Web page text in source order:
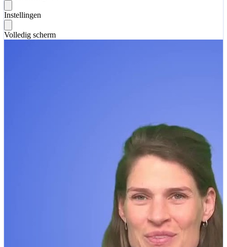
Instellingen
Volledig scherm